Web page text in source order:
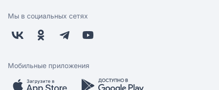
Поставщикам
Заводчикам
Обратная связь
Оплата
Бонусная программа
Скидки и акции
Мобильное приложение
Мы в социальных сетях
Мобильные приложения